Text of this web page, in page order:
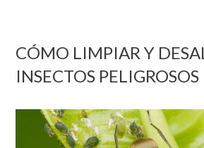
CÓMO LIMPIAR Y
INSECTOS PELIGROSOS